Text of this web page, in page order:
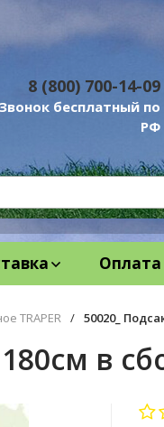
8 (800) 700-14-09
Звонок бесплатный по
РФ
Оплата
TRAPER / 50020_
в